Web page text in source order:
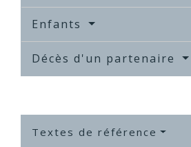
Enfants
Décès d'un partenaire
Textes de référence